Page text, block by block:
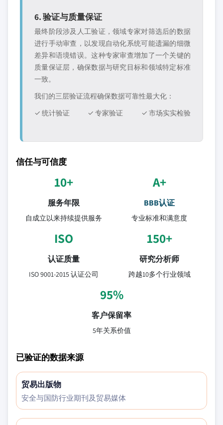
6. 验证与质量保证
最终阶段涉及人工验证，领域专家对筛选后的数据
进行手动审查，以发现自动化系统可能遗漏的细微
差异和语境错误。这种专家审查增加了一个关键的
质量保证层，确保数据与研究目标和领域特定标准
一致。
我们的三层验证流程确保数据可靠性最大化：
✓ 统计验证
✓ 专家验证 ✓ 市场实实检验
信任与可信度
10+
服务年限
自成立以来持续提供服务
A+
BBB认证
专业标准和满意度
ISO
认证质量
ISO 9001-2015 认证公司
150+
研究分析师
跨越10多个行业领域
95%
客户保留率
5年关系价值
已验证的数据来源
贸易出版物
安全与国防行业期刊及贸易媒体